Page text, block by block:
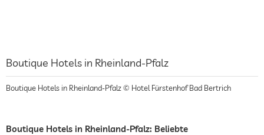
Boutique Hotels in Rheinland-Pfalz
Boutique Hotels in Rheinland-Pfalz © Hotel Fürstenhof Bad Bertrich
Boutique Hotels in Rheinland-Pfalz: Beliebte